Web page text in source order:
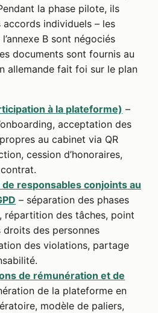
la phase pilote, ils
individuels – les
B sont négociés
documents sont fournis au
allemande fait foi sur le plan
à la plateforme) –
acceptation des
au cabinet via QR
cession d’honoraires,
de responsables conjoints au
– séparation des phases
répartition des tâches, point
des personnes
des violations, partage
de rémunération et de
de la plateforme en
modèle de paliers,